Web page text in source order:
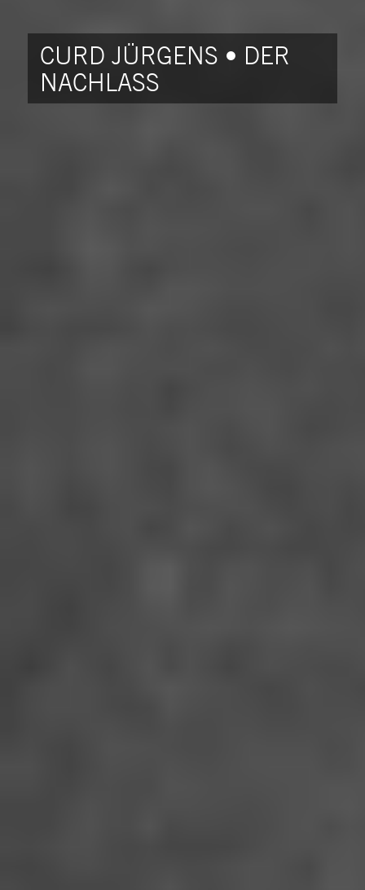
CURD JÜRGENS • DER
NACHLASS